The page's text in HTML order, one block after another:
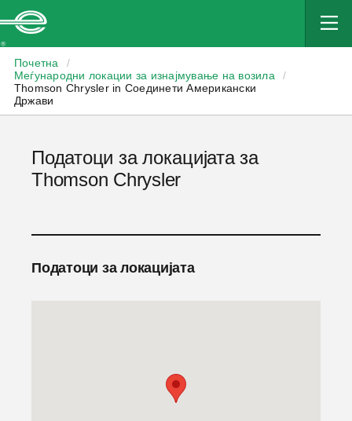
Почетна
/
Меѓународни локации за изнајмување на возила
/
Thomson Chrysler in Соединети Американски
Држави
Податоци за локацијата за
Thomson Chrysler
Податоци за локацијата